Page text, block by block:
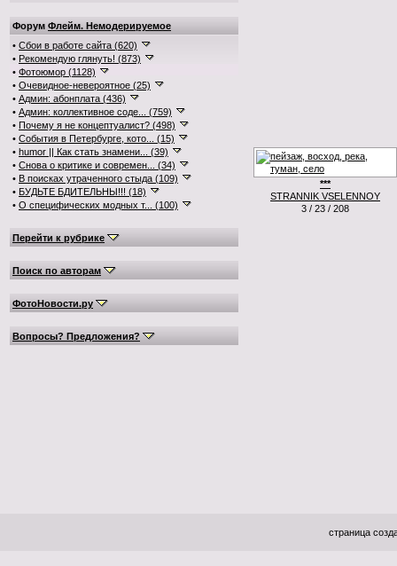
Форум Флейм. Немодерируемое
• Сбои в работе сайта (620)
• Рекомендую глянуть! (873)
• Фотоюмор (1128)
• Очевидное-невероятное (25)
• Админ: абонплата (436)
• Админ: коллективное соде... (759)
• Почему я не концептуалист? (498)
• События в Петербурге, кото... (15)
• humor || Как стать знамени... (39)
• Снова о критике и современ... (34)
• В поисках утраченного стыда (109)
• БУДЬТЕ БДИТЕЛЬНЫ!!! (18)
• О специфических модных т... (100)
Перейти к рубрике
Поиск по авторам
ФотоНовости.ру
Вопросы? Предложения?
***
STRANNIK VSELENNOY
3 / 23 / 208
страница